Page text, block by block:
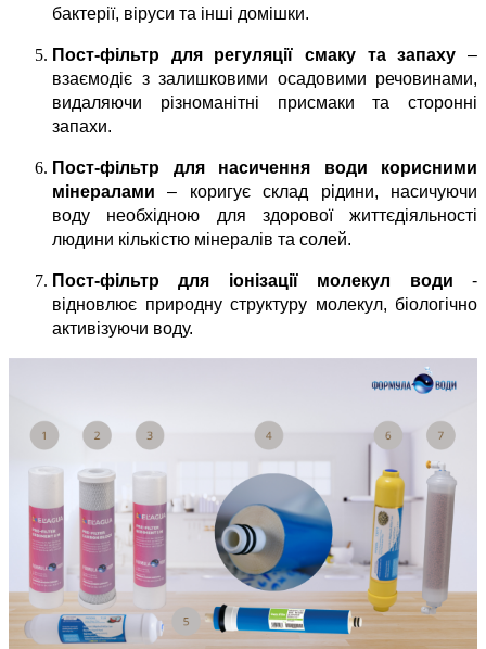
бактерії, віруси та інші домішки.
Пост-фільтр для регуляції смаку та запаху –
взаємодіє з залишковими осадовими речовинами,
видаляючи різноманітні присмаки та сторонні
запахи.
Пост-фільтр для насичення води корисними
мінералами – коригує склад рідини, насичуючи
воду необхідною для здорової життєдіяльності
людини кількістю мінералів та солей.
Пост-фільтр для іонізації молекул води -
відновлює природну структуру молекул, біологічно
активізуючи воду.